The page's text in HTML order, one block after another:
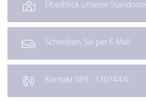
Überblick unserer Standorte
Schreiben Sie per E-Mail
Kontakt 089 - 130744-0